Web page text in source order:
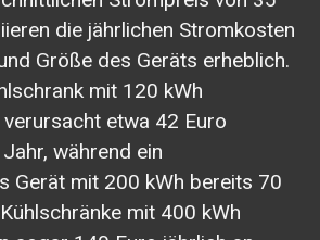
die jährlichen Stromkosten
Größe des Geräts erheblich.
mit 120 kWh
etwa 42 Euro
während ein
Gerät mit 200 kWh bereits 70
mit 400 kWh